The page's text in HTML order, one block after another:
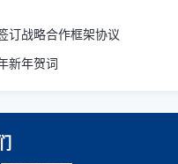
订战略合作框架协议
新年贺词